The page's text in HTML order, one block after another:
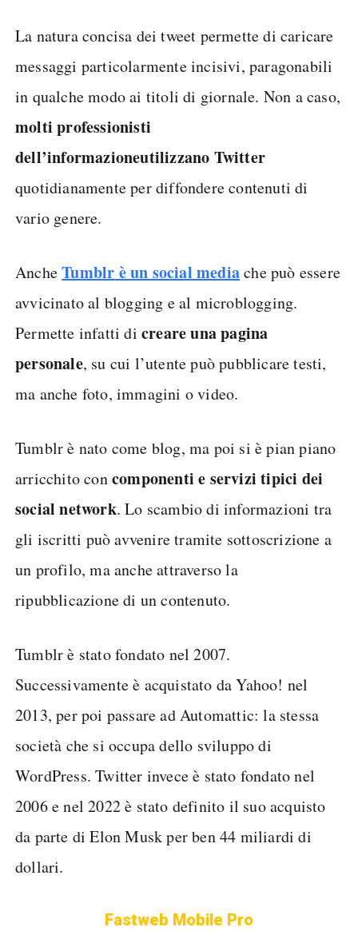
La natura concisa dei tweet permette di caricare
messaggi particolarmente incisivi, paragonabili
in qualche modo ai titoli di giornale. Non a caso,
moltiprofessionisti
dell’informazioneutilizzano Twitter
quotidianamente per diffondere contenuti di
vario genere.
AncheTumblr è un social mediache può essere
avvicinato al blogging e al microblogging.
Permette infatti di creare una pagina
personale, su cui l’utente può pubblicare testi,
ma anche foto, immagini o video.
Tumblr è nato come blog, ma poi si è pian piano
arricchito concomponenti e servizi tipici dei
social network. Lo scambio di informazioni tra
gli iscritti può avvenire tramite sottoscrizione a
un profilo, ma anche attraverso la
ripubblicazione di un contenuto.
Tumblr è stato fondato nel 2007.
Successivamente è acquistato da Yahoo! nel
2013, per poi passare ad Automattic: la stessa
società che si occupa dello sviluppo di
WordPress. Twitter invece è stato fondato nel
2006 e nel 2022 è stato definito il suo acquisto
da parte di Elon Musk per ben 44 miliardi di
dollari.
Fastweb Mobile Pro